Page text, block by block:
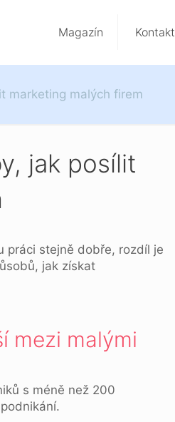
Magazín Kontakt
marketing malých firem
jak posílit
práci stejně dobře, rozdíl je
jak získat
mezi malými
s méně než 200